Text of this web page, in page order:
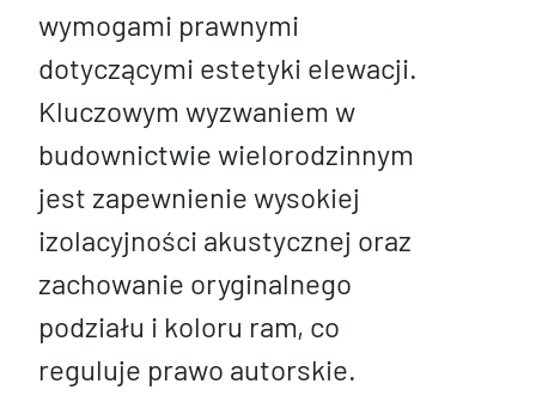
wymogami prawnymi
dotyczącymi estetyki elewacji.
Kluczowym wyzwaniem w
budownictwie wielorodzinnym
jest zapewnienie wysokiej
izolacyjności akustycznej oraz
zachowanie oryginalnego
podziału i koloru ram, co
reguluje prawo autorskie.